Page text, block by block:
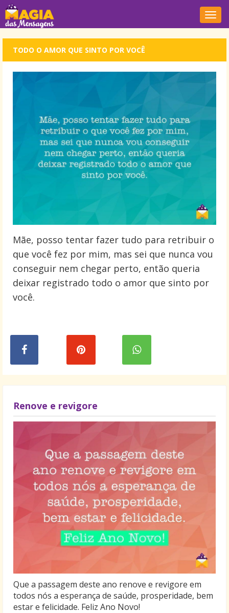
TODO O AMOR QUE SINTO POR VOCÊ
Mãe, posso tentar fazer tudo para retribuir o
que você fez por mim, mas sei que nunca vou
conseguir nem chegar perto, então queria
deixar registrado todo o amor que sinto por
você.
Renove e revigore
Que a passagem deste ano renove e revigore em
todos nós a esperança de saúde, prosperidade, bem
estar e felicidade. Feliz Ano Novo!